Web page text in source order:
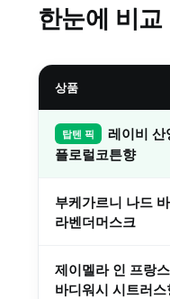
한눈에 비교
상품
탑텐 픽
레이비 산
플로럴코튼향
부케가르니 나드
라벤더머스크
제이멜라 인 프랑
바디워시 시트러스